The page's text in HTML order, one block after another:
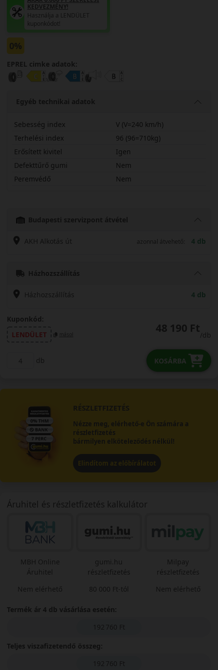
KEDVEZMÉNY!
Használja a LENDÜLET
kuponkódot!
0%
EPREL cimke adatok:
Egyéb technikai adatok
Sebesség index
V (V=240 km/h)
Terhelési index
96 (96=710kg)
Erősített kivitel
Igen
Defekttűrő gumi
Nem
Peremvédő
Nem
Budapesti szervizpont átvétel
AKH Alkotás út azonnal átvehető: 4 db
Házhozszállítás
Házhozszállítás 4 db
Kuponkód:
LENDÜLET
másol 48 190 Ft
/db
db KOSÁRBA
RÉSZLETFIZETÉS
Nézze meg, elérhető-e Ön számára a
részletfizetés
bármilyen elköteleződés nélkül!
Elindítom az előbírálatot
Áruhitel és részletfizetés kalkulátor
MBH Online
Áruhitel
Nem elérhető
gumi.hu
részletfizetés
80 000 Ft-tól
Milpay
részletfizetés
Nem elérhető
Termék ár 4 db vásárlása esetén:
192 760 Ft
Teljes viszafizetendő összeg:
192 760 Ft